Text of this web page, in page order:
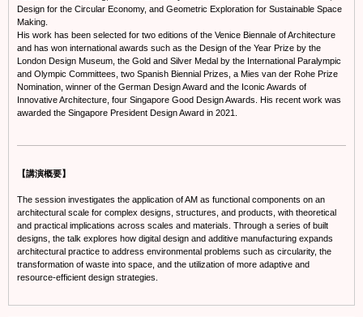
Design for the Circular Economy, and Geometric Exploration for Sustainable Space
Making.
His work has been selected for two editions of the Venice Biennale of Architecture
and has won international awards such as the Design of the Year Prize by the
London Design Museum, the Gold and Silver Medal by the International Paralympic
and Olympic Committees, two Spanish Biennial Prizes, a Mies van der Rohe Prize
Nomination, winner of the German Design Award and the Iconic Awards of
Innovative Architecture, four Singapore Good Design Awards. His recent work was
awarded the Singapore President Design Award in 2021.
【講演概要】
The session investigates the application of AM as functional components on an
architectural scale for complex designs, structures, and products, with theoretical
and practical implications across scales and materials. Through a series of built
designs, the talk explores how digital design and additive manufacturing expands
architectural practice to address environmental problems such as circularity, the
transformation of waste into space, and the utilization of more adaptive and
resource-efficient design strategies.